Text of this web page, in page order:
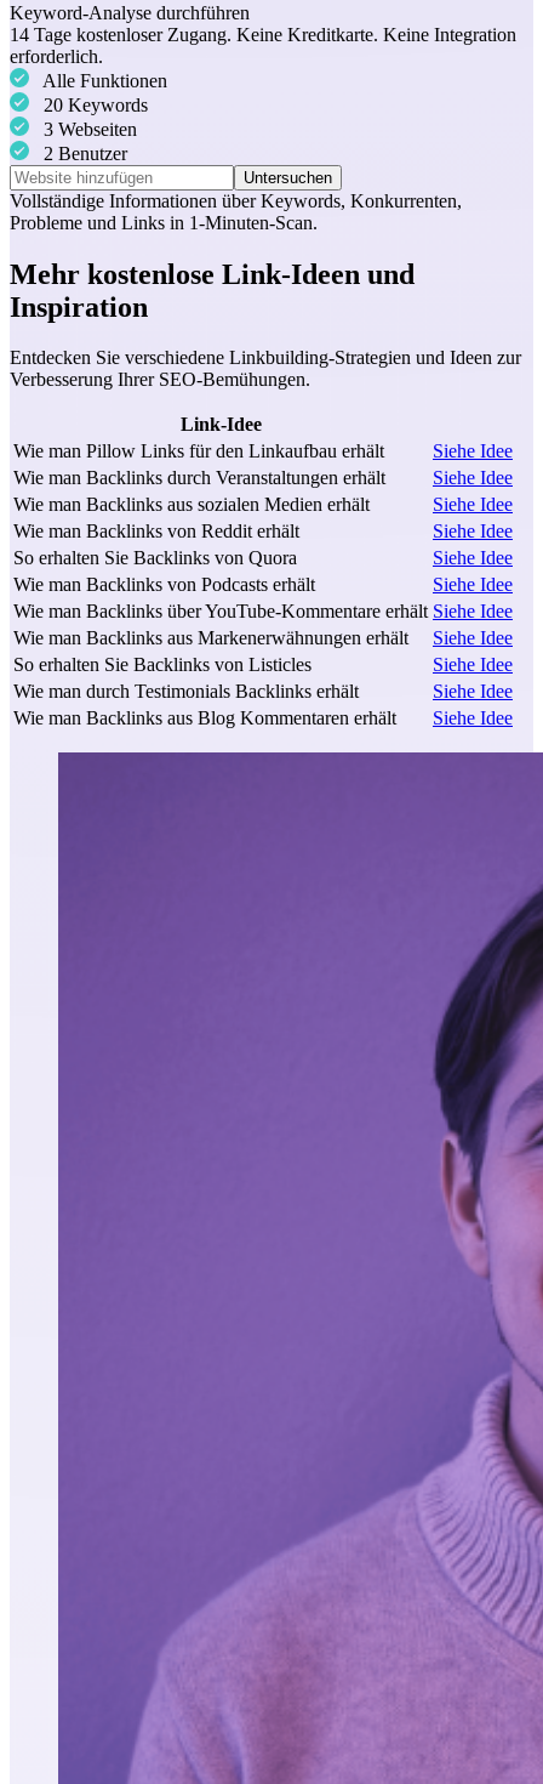
Keyword-Analyse durchführen
14 Tage kostenloser Zugang. Keine Kreditkarte. Keine Integration
erforderlich.
Alle Funktionen
20 Keywords
3 Webseiten
2 Benutzer
Untersuchen
Vollständige Informationen überKeywords, Konkurrenten,
Probleme und Links in 1-Minuten-Scan.
Mehr kostenlose Link-Ideen und
Inspiration
Entdecken Sie verschiedene Linkbuilding-Strategien und Ideen zur
Verbesserung Ihrer SEO-Bemühungen.
Link-Idee
Wie man Pillow Links für den Linkaufbau erhält
Siehe Idee
Wie man Backlinks durch Veranstaltungen erhält
Siehe Idee
Wie man Backlinks aus sozialen Medien erhält
Siehe Idee
Wie man Backlinks von Reddit erhält
Siehe Idee
So erhalten Sie Backlinks von Quora
Siehe Idee
Wie man Backlinks von Podcasts erhält
Siehe Idee
Wie man Backlinks über YouTube-Kommentare erhält Siehe Idee
Wie man Backlinks aus Markenerwähnungen erhält
Siehe Idee
So erhalten Sie Backlinks von Listicles
Siehe Idee
Wie man durch Testimonials Backlinks erhält
Siehe Idee
Wie man Backlinks aus Blog Kommentaren erhält
Siehe Idee